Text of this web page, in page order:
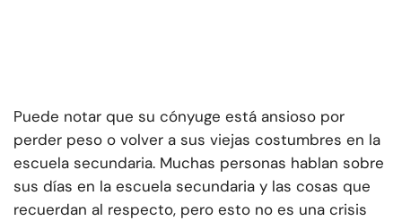
Puede notar que su cónyuge está ansioso por
perder peso o volver a sus viejas costumbres en la
escuela secundaria. Muchas personas hablan sobre
sus días en la escuela secundaria y las cosas que
recuerdan al respecto, pero esto no es una crisis